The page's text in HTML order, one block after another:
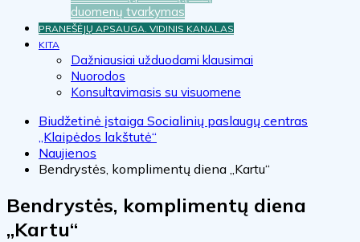
duomenų tvarkymas
PRANEŠĖJŲ APSAUGA. VIDINIS KANALAS
KITA
Dažniausiai užduodami klausimai
Nuorodos
Konsultavimasis su visuomene
Biudžetinė įstaiga Socialinių paslaugų centras
„Klaipėdos lakštutė“
Naujienos
Bendrystės, komplimentų diena „Kartu“
Bendrystės, komplimentų diena
„Kartu“